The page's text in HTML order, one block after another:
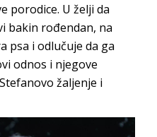
porodice. U želji da
bakin rođendan, na
psa i odlučuje da ga
odnos i njegove
žaljenje i